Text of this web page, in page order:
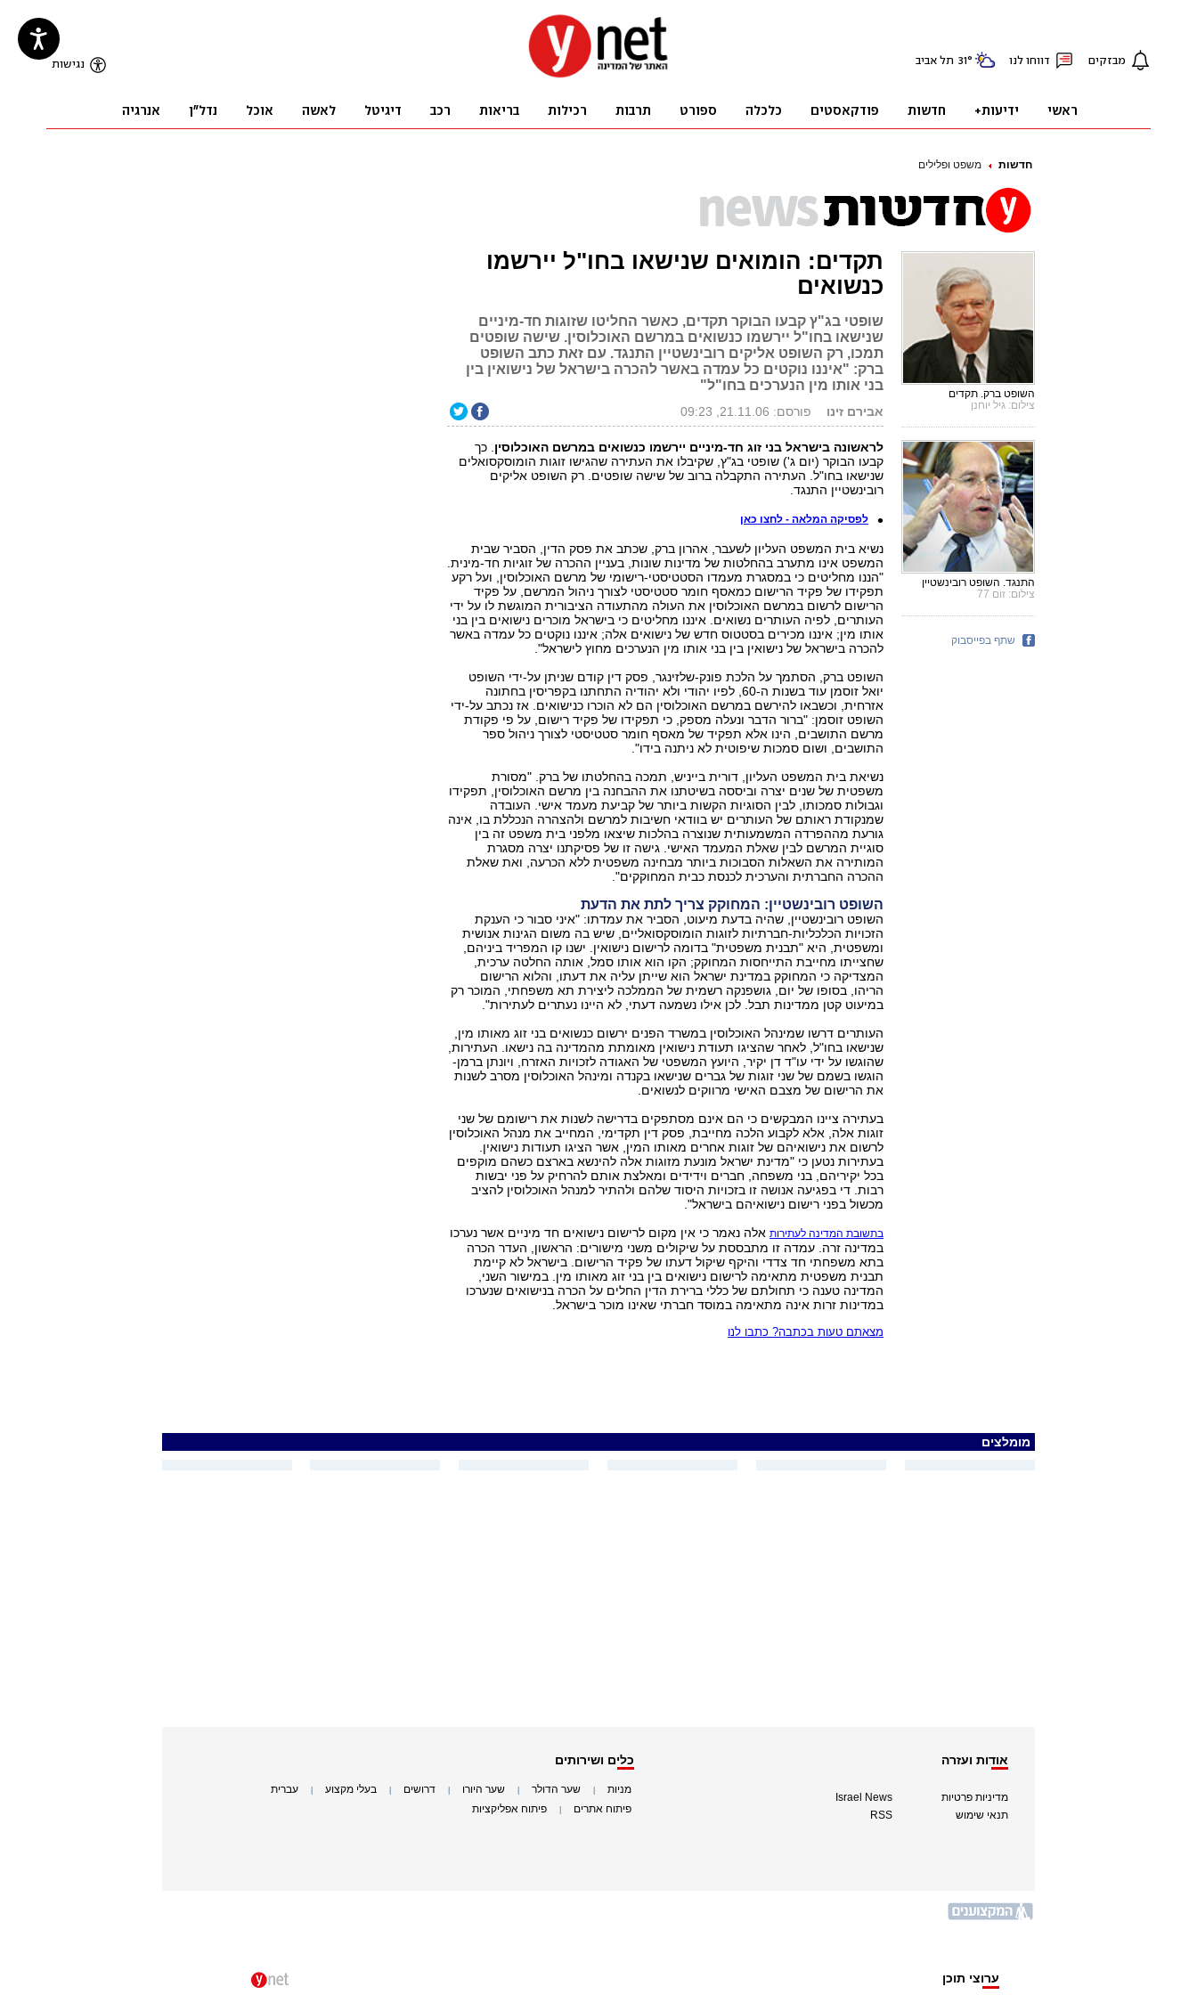
חדשות משפט ופלילים
תקדים: הומואים שנישאו בחו"ל יירשמו
כנשואים
שופטי בג"ץ קבעו הבוקר תקדים, כאשר החליטו שזוגות חד-מיניים
שנישאו בחו"ל יירשמו כנשואים במרשם האוכלוסין. שישה שופטים
תמכו, רק השופט אליקים רובינשטיין התנגד. עם זאת כתב השופט
ברק: "איננו נוקטים כל עמדה באשר להכרה בישראל של נישואין בין
בני אותו מין הנערכים בחו"ל"
אבירם זינו פורסם: 21.11.06, 09:23
לראשונה בישראל בני זוג חד-מיניים יירשמו כנשואים במרשם האוכלוסין. כך
קבעו הבוקר (יום ג') שופטי בג"ץ, שקיבלו את העתירה שהגישו זוגות הומוסקסואלים
שנישאו בחו"ל. העתירה התקבלה ברוב של שישה שופטים. רק השופט אליקים
רובינשטיין התנגד.
לפסיקה המלאה - לחצו כאן
נשיא בית המשפט העליון לשעבר, אהרון ברק, שכתב את פסק הדין, הסביר שבית
המשפט אינו מתערב בהחלטות של מדינות שונות, בעניין ההכרה של זוגיות חד-מינית.
"הננו מחליטים כי במסגרת מעמדו הסטטיסטי-רישומי של מרשם האוכלוסין, ועל רקע
תפקידו של פקיד הרישום כמאסף חומר סטטיסטי לצורך ניהול המרשם, על פקיד
הרישום לרשום במרשם האוכלוסין את העולה מהתעודה הציבורית המוגשת לו על ידי
העותרים, לפיה העותרים נשואים. איננו מחליטים כי בישראל מוכרים נישואים בין בני
אותו מין; איננו מכירים בסטטוס חדש של נישואים אלה; איננו נוקטים כל עמדה באשר
להכרה בישראל של נישואין בין בני אותו מין הנערכים מחוץ לישראל".
השופט ברק, הסתמך על הלכת פונק-שלזינגר, פסק דין קודם שניתן על-ידי השופט
יואל זוסמן עוד בשנות ה-60, לפיו יהודי ולא יהודיה התחתנו בקפריסין בחתונה
אזרחית, וכשבאו להירשם במרשם האוכלוסין הם לא הוכרו כנישואים. אז נכתב על-ידי
השופט זוסמן: "ברור הדבר ונעלה מספק, כי תפקידו של פקיד רישום, על פי פקודת
מרשם התושבים, הינו אלא תפקיד של מאסף חומר סטטיסטי לצורך ניהול ספר
התושבים, ושום סמכות שיפוטית לא ניתנה בידו".
נשיאת בית המשפט העליון, דורית בייניש, תמכה בהחלטתו של ברק. "מסורת
משפטית של שנים יצרה וביססה בשיטתנו את ההבחנה בין מרשם האוכלוסין, תפקידו
וגבולות סמכותו, לבין הסוגיות הקשות ביותר של קביעת מעמד אישי. העובדה
שמנקודת ראותם של העותרים יש בוודאי חשיבות למרשם ולהצהרה הנכללת בו, אינה
גורעת מההפרדה המשמעותית שנוצרה בהלכות שיצאו מלפני בית משפט זה בין
סוגיית המרשם לבין שאלת המעמד האישי. גישה זו של פסיקתנו יצרה מסגרת
המותירה את השאלות הסבוכות ביותר מבחינה משפטית ללא הכרעה, ואת שאלת
ההכרה החברתית והערכית לכנסת כבית המחוקקים".
השופט רובינשטיין: המחוקק צריך לתת את הדעת
השופט רובינשטיין, שהיה בדעת מיעוט, הסביר את עמדתו: "איני סבור כי הענקת
הזכויות הכלכליות-חברתיות לזוגות הומוסקסואליים, שיש בה משום הגינות אנושית
ומשפטית, היא "תבנית משפטית" בדומה לרישום נישואין. ישנו קו המפריד ביניהם,
שחצייתו מחייבת התייחסות המחוקק; הקו הוא אותו סמל, אותה החלטה ערכית,
המצדיקה כי המחוקק במדינת ישראל הוא שייתן עליה את דעתו, והלוא הרישום
הריהו, בסופו של יום, גושפנקה רשמית של הממלכה ליצירת תא משפחתי, המוכר רק
במיעוט קטן ממדינות תבל. לכן אילו נשמעה דעתי, לא היינו נעתרים לעתירות".
העותרים דרשו שמינהל האוכלוסין במשרד הפנים ירשום כנשואים בני זוג מאותו מין,
שנישאו בחו"ל, לאחר שהציגו תעודת נישואין מאומתת מהמדינה בה נישאו. העתירות,
שהוגשו על ידי עו"ד דן יקיר, היועץ המשפטי של האגודה לזכויות האזרח, ויונתן ברמן-
הוגשו בשמם של שני זוגות של גברים שנישאו בקנדה ומינהל האוכלוסין מסרב לשנות
את הרישום של מצבם האישי מרווקים לנשואים.
בעתירה ציינו המבקשים כי הם אינם מסתפקים בדרישה לשנות את רישומם של שני
זוגות אלה, אלא לקבוע הלכה מחייבת, פסק דין תקדימי, המחייב את מנהל האוכלוסין
לרשום את נישואיהם של זוגות אחרים מאותו המין, אשר הציגו תעודות נישואין.
בעתירות נטען כי "מדינת ישראל מונעת מזוגות אלה להינשא בארצם כשהם מוקפים
בכל יקיריהם, בני משפחה, חברים וידידים ומאלצת אותם להרחיק על פני יבשות
רבות. די בפגיעה אנושה זו בזכויות היסוד שלהם ולהתיר למנהל האוכלוסין להציב
מכשול בפני רישום נישואיהם בישראל".
בתשובת המדינה לעתירותאלה נאמר כי אין מקום לרישום נישואים חד מיניים אשר נערכו
במדינה זרה. עמדה זו מתבססת על שיקולים משני מישורים: הראשון, העדר הכרה
בתא משפחתי חד צדדי והיקף שיקול דעתו של פקיד הרישום. בישראל לא קיימת
תבנית משפטית מתאימה לרישום נישואים בין בני זוג מאותו מין. במישור השני,
המדינה טענה כי תחולתם של כללי ברירת הדין החלים על הכרה בנישואים שנערכו
במדינות זרות אינה מתאימה במוסד חברתי שאינו מוכר בישראל.
מצאתם טעות בכתבה? כתבו לנו
השופט ברק. תקדים
צילום: גיל יוחנן
התנגד. השופט רובינשטיין
צילום: זום 77
שתף בפייסבוק
מומלצים
אודות ועזרה
מדיניות פרטיות
תנאי שימוש
Israel News
RSS
כלים ושירותים
מניות שער הדולר שער היורו דרושים בעלי מקצוע עברית
פיתוח אתרים פיתוח אפליקציות
ערוצי תוכן